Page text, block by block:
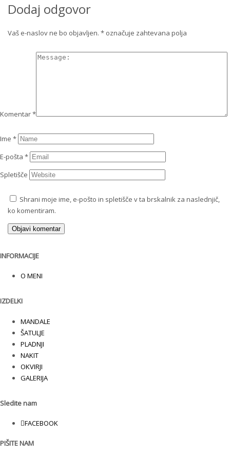
Dodaj odgovor
Vaš e-naslov ne bo objavljen. * označuje zahtevana polja
Komentar*
Ime *
E-pošta *
Spletišče
Shrani moje ime, e-pošto in spletišče v ta brskalnik za naslednjič,
ko komentiram.
INFORMACIJE
O MENI
IZDELKI
MANDALE
ŠATULJE
PLADNJI
NAKIT
OKVIRJI
GALERIJA
Sledite nam
FACEBOOK
PIŠITE NAM